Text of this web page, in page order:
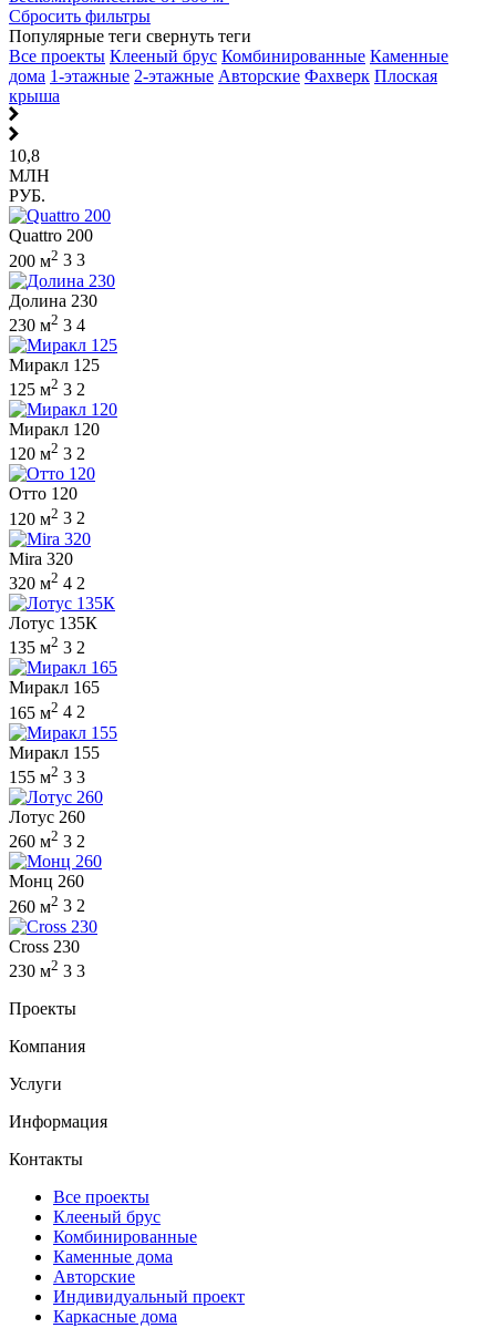
Сбросить фильтры
Популярные теги свернуть теги
Все проекты Клееный брус Комбинированные Каменные
дома 1-этажные 2-этажные Авторские Фахверк Плоская
крыша
10,8
МЛН
РУБ.
Quattro 200
200 м2 3 3
Долина 230
230 м2 3 4
Миракл 125
125 м2 3 2
Миракл 120
120 м2 3 2
Отто 120
120 м2 3 2
Mira 320
320 м2 4 2
Лотус 135К
135 м2 3 2
Миракл 165
165 м2 4 2
Миракл 155
155 м2 3 3
Лотус 260
260 м2 3 2
Монц 260
260 м2 3 2
Cross 230
230 м2 3 3
Проекты
Компания
Услуги
Информация
Контакты
Все проекты
Клееный брус
Комбинированные
Каменные дома
Авторские
Индивидуальный проект
Каркасные дома